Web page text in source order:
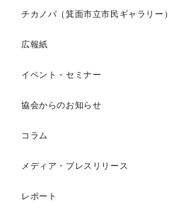
チカノバ（箕面市立市民ギャラリー）
広報紙
イベント・セミナー
協会からのお知らせ
コラム
メディア・プレスリリース
レポート